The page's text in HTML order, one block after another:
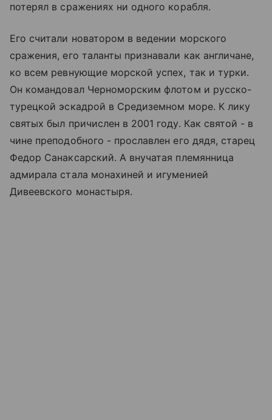
потерял в сражениях ни одного корабля.
Его считали новатором в ведении морского
сражения, его таланты признавали как англичане,
ко всем ревнующие морской успех, так и турки.
Он командовал Черноморским флотом и русско-
турецкой эскадрой в Средиземном море. К лику
святых был причислен в 2001 году. Как святой - в
чине преподобного - прославлен его дядя, старец
Федор Санаксарский. А внучатая племянница
адмирала стала монахиней и игуменией
Дивеевского монастыря.